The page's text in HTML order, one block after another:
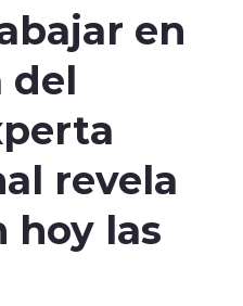
en
del
revela
hoy las